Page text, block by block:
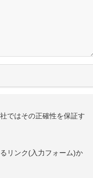
ではその正確性を保証す
リンク(入力フォーム)か